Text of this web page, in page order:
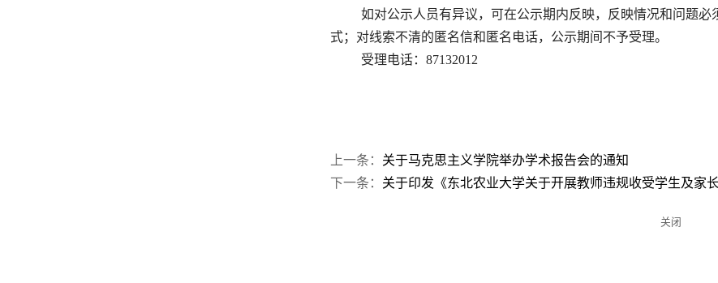
如对公示人员有异议，可在公示期内反映，反映情况和问题
式；对线索不清的匿名信和匿名电话，公示期间不予受理。
受理电话：87132012
上一条： 关于马克思主义学院举办学术报告会的通知
下一条： 关于印发《东北农业大学关于开展教师违规收受学生及家
关闭